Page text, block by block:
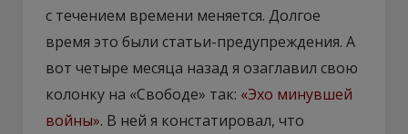
с течением времени меняется. Долгое
время это были статьи-предупреждения. А
вот четыре месяца назад я озаглавил свою
колонку на «Свободе» так: «Эхо минувшей
войны». В ней я констатировал, что